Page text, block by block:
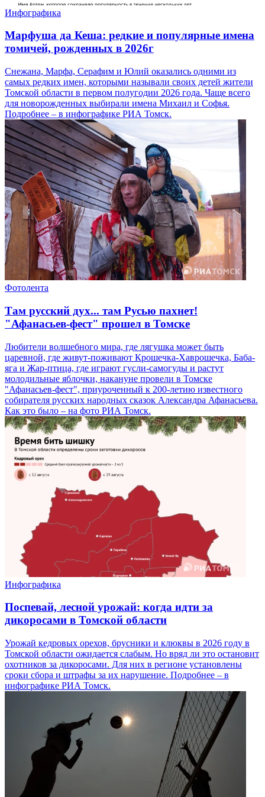
Инфографика
Марфуша да Кеша: редкие и популярные имена
томичей, рожденных в 2026г
Снежана, Марфа, Серафим и Юлий оказались одними из
самых редких имен, которыми называли своих детей жители
Томской области в первом полугодии 2026 года. Чаще всего
для новорожденных выбирали имена Михаил и Софья.
Подробнее – в инфографике РИА Томск.
Фотолента
Там русский дух... там Русью пахнет!
"Афанасьев-фест" прошел в Томске
Любители волшебного мира, где лягушка может быть
царевной, где живут-поживают Крошечка-Хаврошечка, Баба-
яга и Жар-птица, где играют гусли-самогуды и растут
молодильные яблочки, накануне провели в Томске
"Афанасьев-фест", приуроченный к 200-летию известного
собирателя русских народных сказок Александра Афанасьева.
Как это было – на фото РИА Томск.
Инфографика
Поспевай, лесной урожай: когда идти за
дикоросами в Томской области
Урожай кедровых орехов, брусники и клюквы в 2026 году в
Томской области ожидается слабым. Но вряд ли это остановит
охотников за дикоросами. Для них в регионе установлены
сроки сбора и штрафы за их нарушение. Подробнее – в
инфографике РИА Томск.